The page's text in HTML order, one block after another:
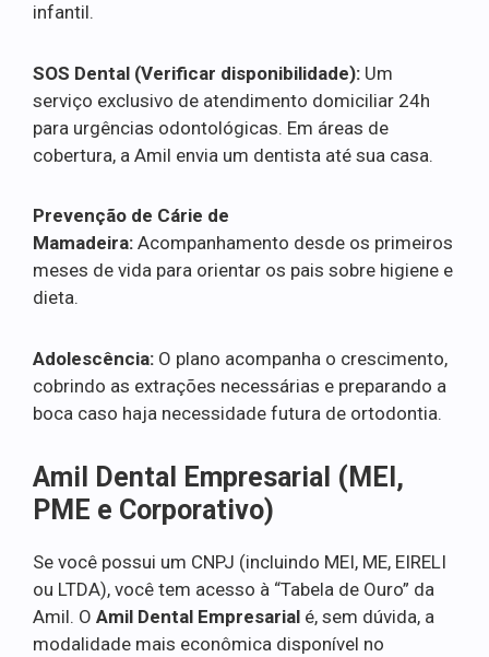
infantil.
SOS Dental (Verificar disponibilidade): Um
serviço exclusivo de atendimento domiciliar 24h
para urgências odontológicas. Em áreas de
cobertura, a Amil envia um dentista até sua casa.
Prevenção de Cárie de
Mamadeira: Acompanhamento desde os primeiros
meses de vida para orientar os pais sobre higiene e
dieta.
Adolescência: O plano acompanha o crescimento,
cobrindo as extrações necessárias e preparando a
boca caso haja necessidade futura de ortodontia.
Amil Dental Empresarial (MEI,
PME e Corporativo)
Se você possui um CNPJ (incluindo MEI, ME, EIRELI
ou LTDA), você tem acesso à “Tabela de Ouro” da
Amil. O Amil Dental Empresarial é, sem dúvida, a
modalidade mais econômica disponível no